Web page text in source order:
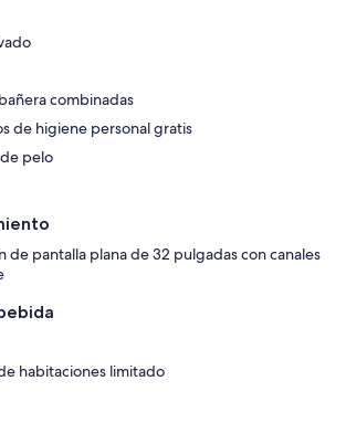
combinadas
de higiene personal gratis
pelo
de pantalla plana de 32 pulgadas con canales
habitaciones limitado